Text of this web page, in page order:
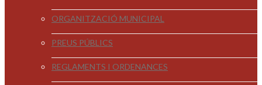
ORGANITZACIÓ MUNICIPAL
PREUS PÚBLICS
REGLAMENTS I ORDENANCES